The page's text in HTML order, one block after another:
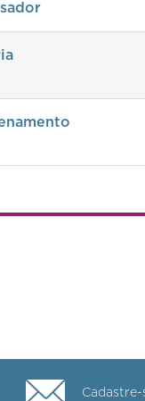
Cadastre-